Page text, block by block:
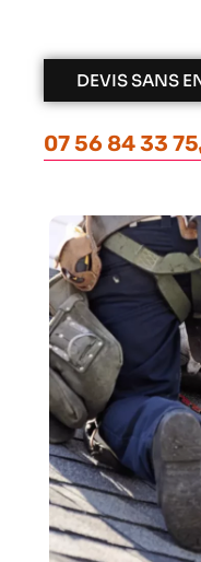
DEVIS SANS
07 56 84 33 75